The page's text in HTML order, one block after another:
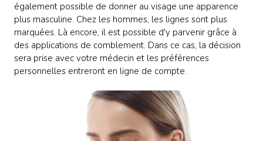
également possible de donner au visage une apparence
plus masculine. Chez les hommes, les lignes sont plus
marquées. Là encore, il est possible d'y parvenir grâce à
des applications de comblement. Dans ce cas, la décision
sera prise avec votre médecin et les préférences
personnelles entreront en ligne de compte.